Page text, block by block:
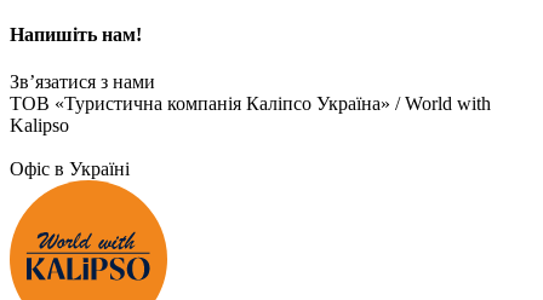
Напишіть нам!
Зв’язатися з нами
ТОВ «Туристична компанія Каліпсо Україна» / World with
Kalipso
Офіс в Україні